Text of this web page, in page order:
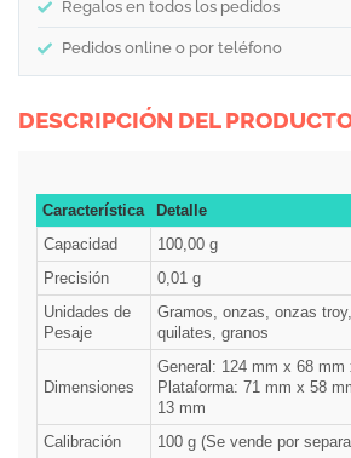
Regalos en todos los pedidos
Pedidos online o por teléfono
DESCRIPCIÓN DEL
Característica
Detalle
Capacidad
100,00 g
Precisión
0,01 g
Unidades de
Pesaje
Gramos, onzas, onzas
quilates, granos
Dimensiones
General: 124 mm x 68 mm
Plataforma: 71 mm x 58
13 mm
Calibración
100 g (Se vende por